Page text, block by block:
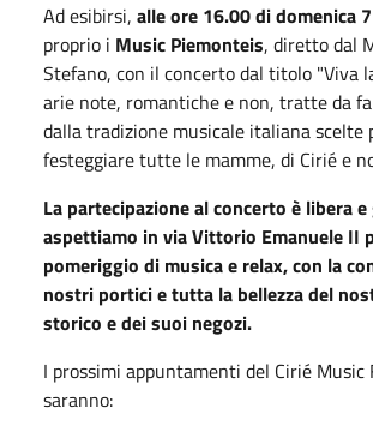
Ad esibirsi, alle ore 16.00 di domenica
proprio i Music Piemonteis, diretto dal
Stefano, con il concerto dal titolo "Viva
arie note, romantiche e non, tratte da
dalla tradizione musicale italiana scelte
festeggiare tutte le mamme, di Cirié e
La partecipazione al concerto è libera
aspettiamo in via Vittorio Emanuele II
pomeriggio di musica e relax, con la
nostri portici e tutta la bellezza del
storico e dei suoi negozi.
I prossimi appuntamenti del Cirié Music
saranno: